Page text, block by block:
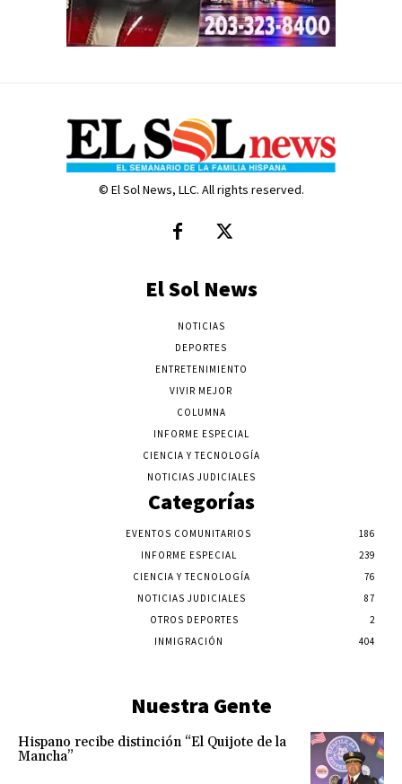
© El Sol News, LLC. All rights reserved.
El Sol News
NOTICIAS
DEPORTES
ENTRETENIMIENTO
VIVIR MEJOR
COLUMNA
INFORME ESPECIAL
CIENCIA Y TECNOLOGÍA
NOTICIAS JUDICIALES
Categorías
EVENTOS COMUNITARIOS
186
INFORME ESPECIAL
239
CIENCIA Y TECNOLOGÍA
76
NOTICIAS JUDICIALES
87
OTROS DEPORTES
2
INMIGRACIÓN
404
Nuestra Gente
Hispano recibe distinción “El Quijote de la
Mancha”